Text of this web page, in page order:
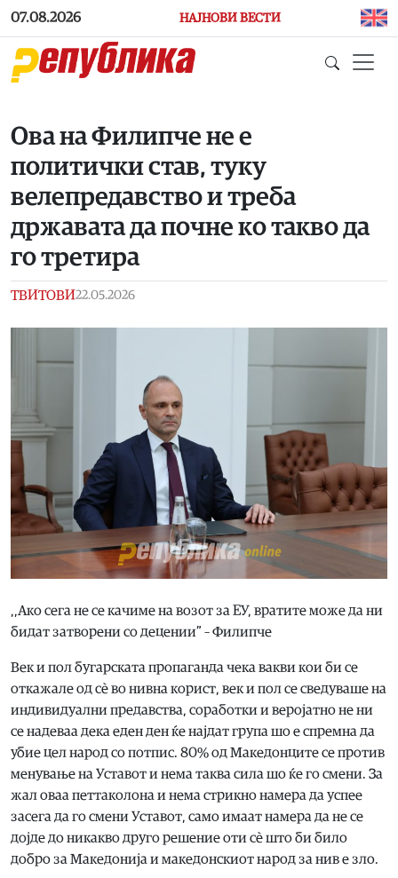
Skip to main content
07.08.2026 НАЈНОВИ ВЕСТИ
Ова на Филипче не е
политички став, туку
велепредавство и треба
државата да почне ко такво да
го третира
ТВИТОВИ22.05.2026
,,Ако сега не се качиме на возот за ЕУ, вратите може да ни
бидат затворени со децении” – Филипче
Век и пол бугарската пропаганда чека вакви кои би се
откажале од сѐ во нивна корист, век и пол се сведуваше на
индивидуални предавства, соработки и веројатно не ни
се надеваа дека еден ден ќе најдат група шо е спремна да
убие цел народ со потпис. 80% од Македонците се против
менување на Уставот и нема таква сила шо ќе го смени. За
жал оваа петтаколона и нема стрикно намера да успее
засега да го смени Уставот, само имаат намера да не се
дојде до никакво друго решение оти сѐ што би било
добро за Македонија и македонскиот народ за нив е зло.